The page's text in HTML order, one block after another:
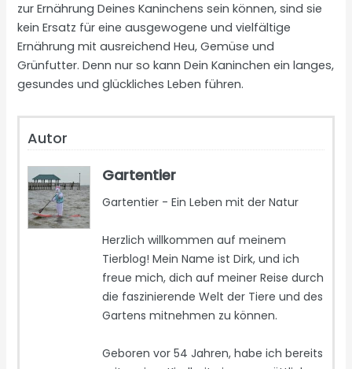
zur Ernährung Deines Kaninchens sein können, sind sie
kein Ersatz für eine ausgewogene und vielfältige
Ernährung mit ausreichend Heu, Gemüse und
Grünfutter. Denn nur so kann Dein Kaninchen ein langes,
gesundes und glückliches Leben führen.
Autor
Gartentier
Gartentier - Ein Leben mit der Natur
Herzlich willkommen auf meinem
Tierblog! Mein Name ist Dirk, und ich
freue mich, dich auf meiner Reise durch
die faszinierende Welt der Tiere und des
Gartens mitnehmen zu können.
Geboren vor 54 Jahren, habe ich bereits